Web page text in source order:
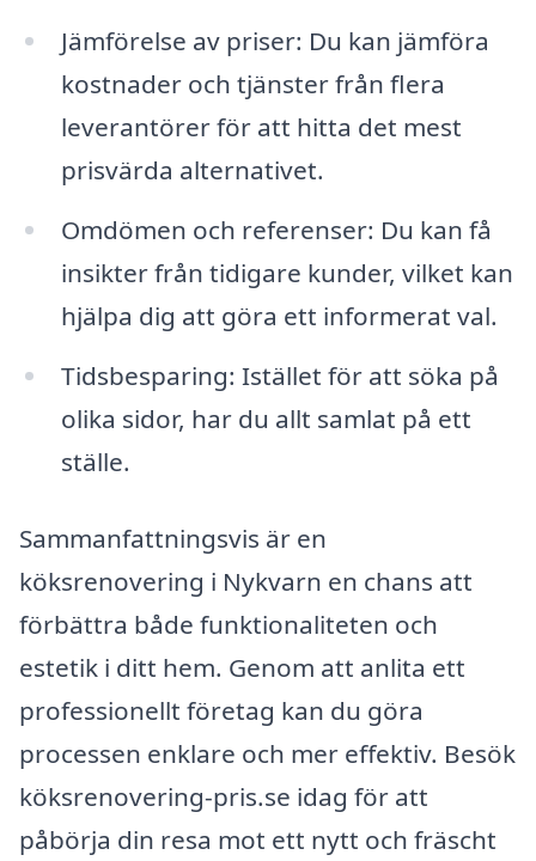
Jämförelse av priser: Du kan jämföra
kostnader och tjänster från flera
leverantörer för att hitta det mest
prisvärda alternativet.
Omdömen och referenser: Du kan få
insikter från tidigare kunder, vilket kan
hjälpa dig att göra ett informerat val.
Tidsbesparing: Istället för att söka på
olika sidor, har du allt samlat på ett
ställe.
Sammanfattningsvis är en
köksrenovering i Nykvarn en chans att
förbättra både funktionaliteten och
estetik i ditt hem. Genom att anlita ett
professionellt företag kan du göra
processen enklare och mer effektiv. Besök
köksrenovering-pris.se idag för att
påbörja din resa mot ett nytt och fräscht